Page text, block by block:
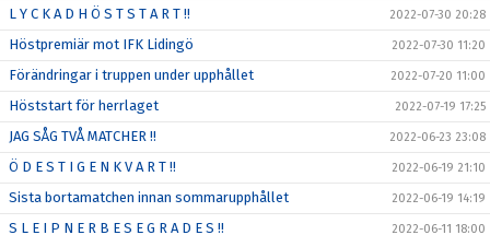
L Y C K A D H Ö S T S T A R T !! 2022-07-30 20:28
Höstpremiär mot IFK Lidingö 2022-07-30 11:20
Förändringar i truppen under upphållet 2022-07-20 11:00
Höststart för herrlaget 2022-07-19 17:25
JAG SÅG TVÅ MATCHER !! 2022-06-23 23:08
Ö D E S T I G E N K V A R T !! 2022-06-19 21:10
Sista bortamatchen innan sommarupphållet 2022-06-19 14:19
S L E I P N E R B E S E G R A D E S !! 2022-06-11 18:00